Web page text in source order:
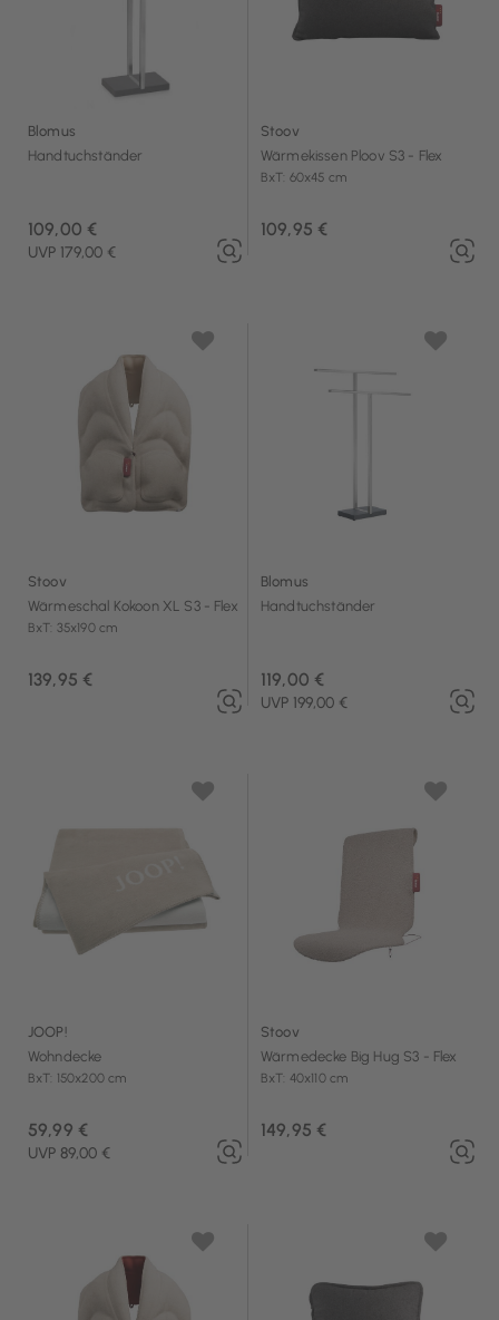
Blomus
Handtuchständer
109,00 €
UVP 179,00 €
Stoov
Wärmekissen Ploov S3 - Flex
BxT: 60x45 cm
109,95 €
Stoov
Wärmeschal Kokoon XL S3 - Flex
BxT: 35x190 cm
139,95 €
Blomus
Handtuchständer
119,00 €
UVP 199,00 €
JOOP!
Wohndecke
BxT: 150x200 cm
59,99 €
UVP 89,00 €
Stoov
Wärmedecke Big Hug S3 - Flex
BxT: 40x110 cm
149,95 €